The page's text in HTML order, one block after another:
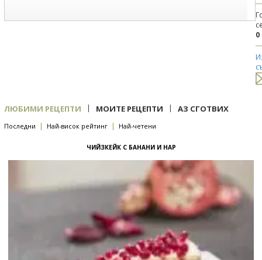
0
ЛЮБИМИ РЕЦЕПТИ | МОИТЕ РЕЦЕПТИ | АЗ СГОТВИХ
Последни | Най-висок рейтинг | Най-четени
ЧИЙЗКЕЙК С БАНАНИ И НАР